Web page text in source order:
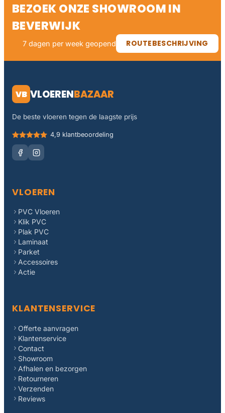
BEZOEK ONZE SHOWROOM IN
BEVERWIJK
7 dagen per week geopend ROUTEBESCHRIJVING
VB VLOERENBAZAAR
De beste vloeren tegen de laagste prijs
4,9 klantbeoordeling
VLOEREN
PVC Vloeren
Klik PVC
Plak PVC
Laminaat
Parket
Accessoires
Actie
KLANTENSERVICE
Offerte aanvragen
Klantenservice
Contact
Showroom
Afhalen en bezorgen
Retourneren
Verzenden
Reviews